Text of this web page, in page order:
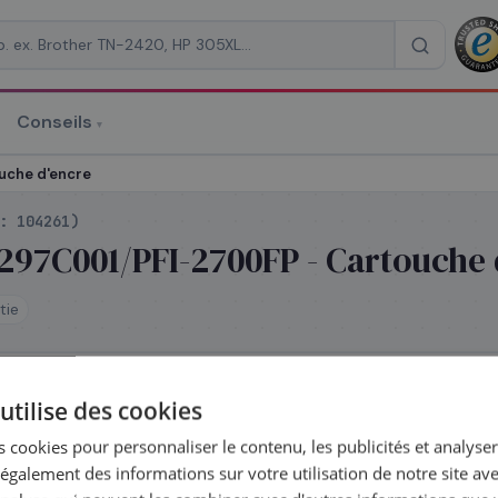
Conseils ▾
d'encre
104261)
PFI-2700FP -
même — commandez avant 14h
sériePFI-2700
des cookies
cookies pour personnaliser le contenu, les publicités et
des informations sur votre utilisation de notre site